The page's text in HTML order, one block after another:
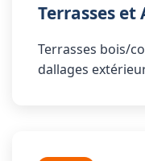
Terrasses et
Terrasses bois/
dallages